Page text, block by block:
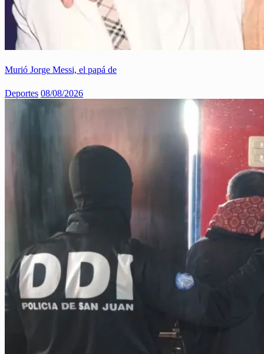
Murió Jorge Messi, el papá de
Deportes 08/08/2026